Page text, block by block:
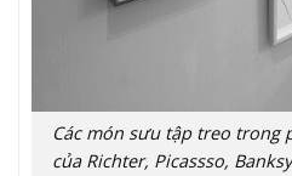
Các món sưu tập treo trong
của Richter, Picassso,